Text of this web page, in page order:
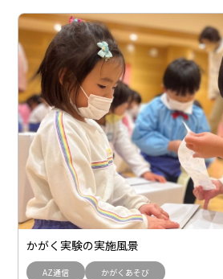
かがく実験の実施風景
AZ通信 かがくあそび